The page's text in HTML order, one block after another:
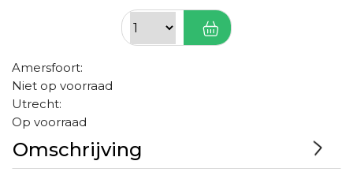
Amersfoort:
Niet op voorraad
Utrecht:
Op voorraad
Omschrijving